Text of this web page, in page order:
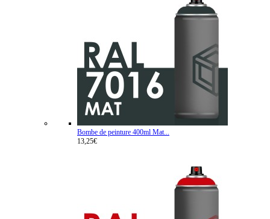
Bombe de peinture 400ml Mat...
13,25€